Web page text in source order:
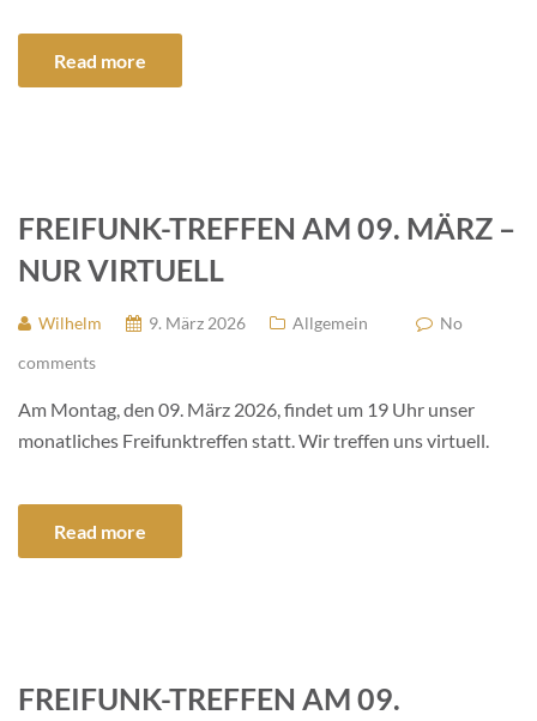
Read more
FREIFUNK-TREFFEN AM 09. MÄRZ –
NUR VIRTUELL
Wilhelm 9. März 2026 Allgemein
No
comments
Am Montag, den 09. März 2026, findet um 19 Uhr unser
monatliches Freifunktreffen statt. Wir treffen uns virtuell.
Read more
FREIFUNK-TREFFEN AM 09.